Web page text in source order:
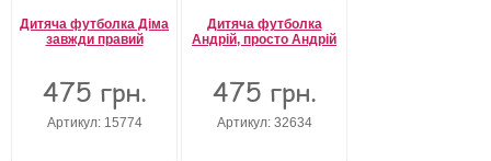
Дитяча футболка Діма
завжди правий
475 грн.
Артикул: 15774
Дитяча футболка
Андрій, просто Андрій
475 грн.
Артикул: 32634